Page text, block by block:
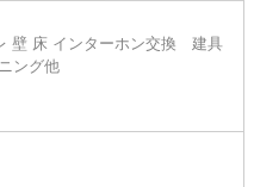
壁 床 インターホン交換 建具
ング他